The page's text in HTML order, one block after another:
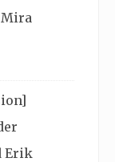
Mira
Erik